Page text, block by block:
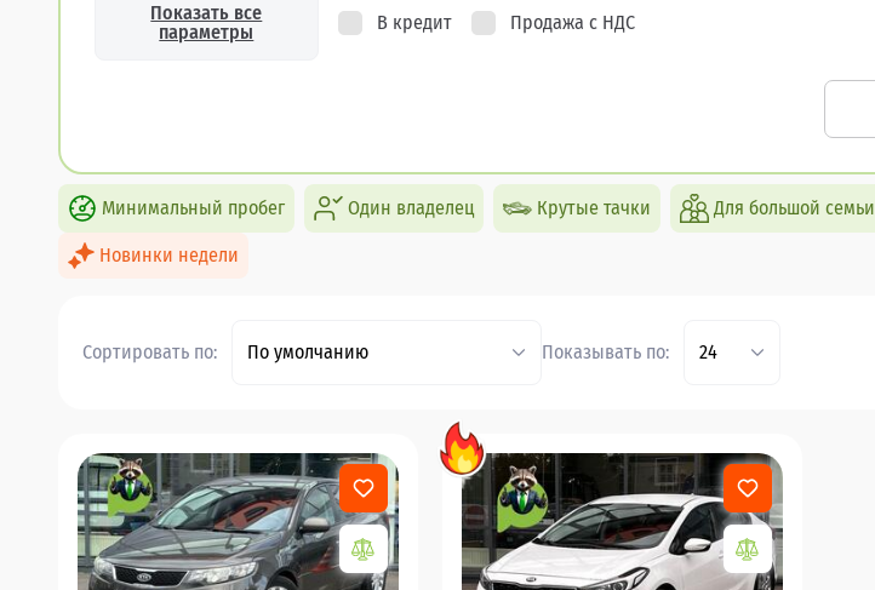
Показать все
параметры
В кредит Продажа с НДС
Минимальный пробег Один владелец Крутые тачки Для большой семьи
Новинки недели
Сортировать по: По умолчанию Показывать по: 24